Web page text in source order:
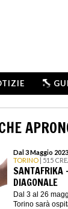
Dal 3 Maggio
TORINO | 515
SANTAFRIKA
DIAGONALE
Dal 3 al 26
Torino sarà